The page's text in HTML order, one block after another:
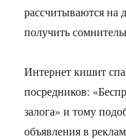
рассчитываются на
получить
Интернет кишит
посредников:
залога» и тому
объявления в